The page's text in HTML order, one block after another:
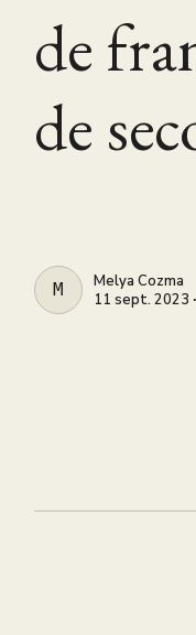
de
de
MELYAMelya Cozma
11 sept. 2023 ∙